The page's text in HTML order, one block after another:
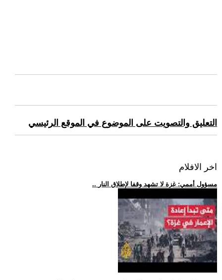
التعليق والتصويت على الموضوع في الموقع الرئيسي
اخر الافلام
.. مسؤول أممي: غزة لا تشهد وقفا لإطلاق النار